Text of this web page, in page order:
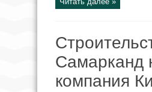
Самарканд
компания